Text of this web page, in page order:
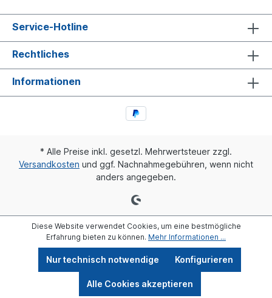
Service-Hotline
Rechtliches
Informationen
* Alle Preise inkl. gesetzl. Mehrwertsteuer zzgl.
Versandkosten und ggf. Nachnahmegebühren, wenn nicht
anders angegeben.
Diese Website verwendet Cookies, um eine bestmögliche
Erfahrung bieten zu können. Mehr Informationen ...
Nur technisch notwendige Konfigurieren
Alle Cookies akzeptieren